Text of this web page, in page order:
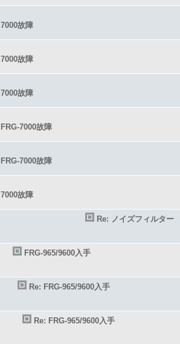
7000故障
7000故障
7000故障
FRG-7000故障
FRG-7000故障
7000故障
Re: ノイズフィルター
FRG-965/9600入手
Re: FRG-965/9600入手
Re: FRG-965/9600入手